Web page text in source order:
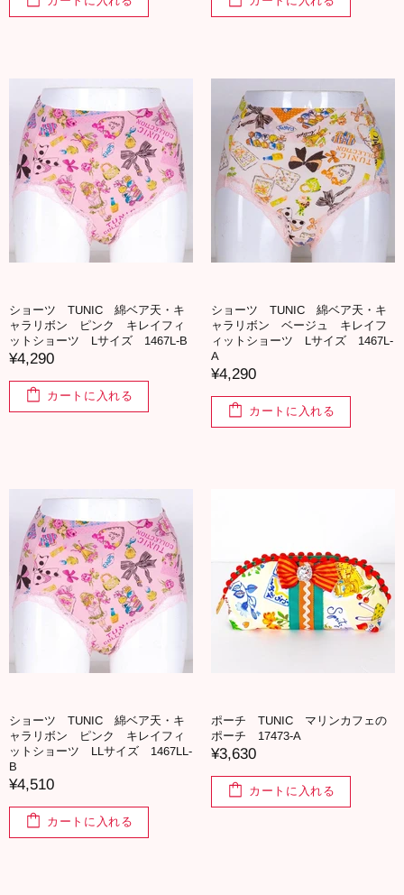
ショーツ TUNIC 綿ベア天・キ
ャラリボン ピンク キレイフィ
ットショーツ Lサイズ 1467L-B
¥4,290
カートに入れる
ショーツ TUNIC 綿ベア天・キ
ャラリボン ベージュ キレイフ
ィットショーツ Lサイズ 1467L-
A
¥4,290
カートに入れる
ショーツ TUNIC 綿ベア天・キ
ャラリボン ピンク キレイフィ
ットショーツ LLサイズ 1467LL-
B
¥4,510
カートに入れる
ポーチ TUNIC マリンカフェの
ポーチ 17473-A
¥3,630
カートに入れる